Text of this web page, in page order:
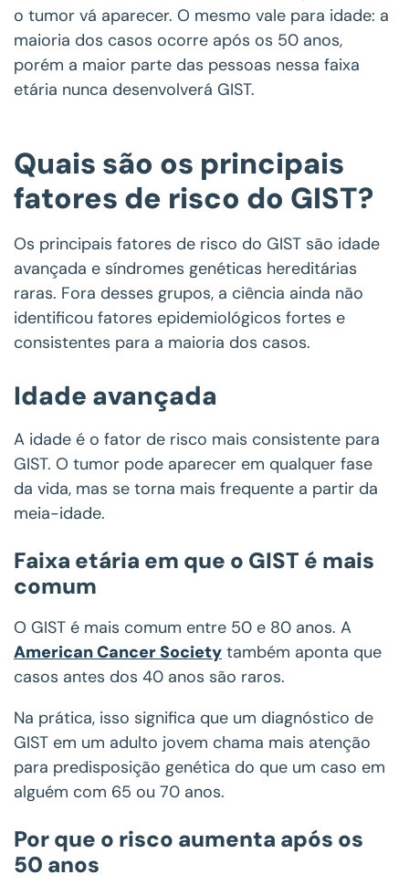
o tumor vá aparecer. O mesmo vale para idade: a
maioria dos casos ocorre após os 50 anos,
porém a maior parte das pessoas nessa faixa
etária nunca desenvolverá GIST.
Quais são os principais
fatores de risco do GIST?
Os principais fatores de risco do GIST são idade
avançada e síndromes genéticas hereditárias
raras. Fora desses grupos, a ciência ainda não
identificou fatores epidemiológicos fortes e
consistentes para a maioria dos casos.
Idade avançada
A idade é o fator de risco mais consistente para
GIST. O tumor pode aparecer em qualquer fase
da vida, mas se torna mais frequente a partir da
meia-idade.
Faixa etária em que o GIST é mais
comum
O GIST é mais comum entre 50 e 80 anos. A
American Cancer Society também aponta que
casos antes dos 40 anos são raros.
Na prática, isso significa que um diagnóstico de
GIST em um adulto jovem chama mais atenção
para predisposição genética do que um caso em
alguém com 65 ou 70 anos.
Por que o risco aumenta após os
50 anos